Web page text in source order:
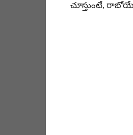
చూస్తుంటే, రాబోయే